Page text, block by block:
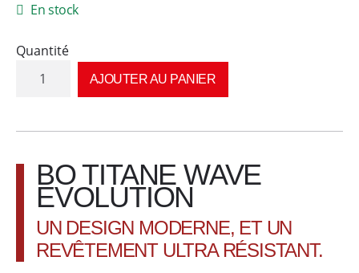
o
n
p
o
u
r
En stock
+
Induction
TITANE
WAVE
EVOLUTION
coloris
AJOUTER AU PANIER
BO TITANE WAVE
EVOLUTION
UN DESIGN MODERNE, ET UN
REVÊTEMENT ULTRA RÉSISTANT.